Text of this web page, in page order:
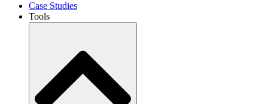
Case Studies
Tools